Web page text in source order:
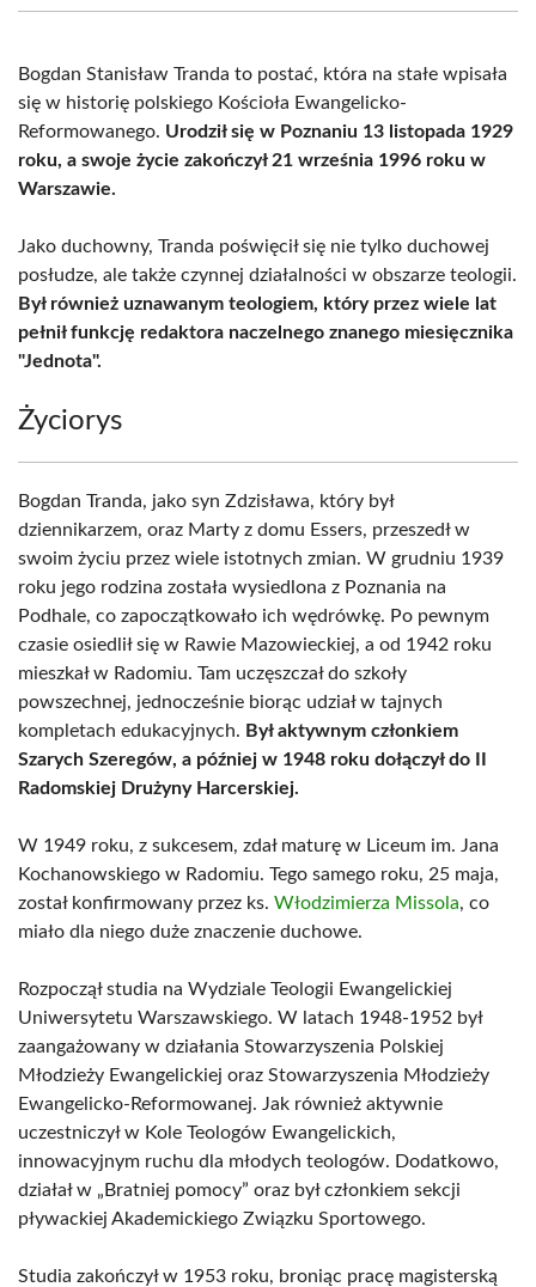
(Twitter)
Bogdan Stanisław Tranda to postać, która na stałe wpisała
się w historię polskiego Kościoła Ewangelicko-
Reformowanego. Urodził się w Poznaniu 13 listopada 1929
roku, a swoje życie zakończył 21 września 1996 roku w
Warszawie.
Jako duchowny, Tranda poświęcił się nie tylko duchowej
posłudze, ale także czynnej działalności w obszarze teologii.
Był również uznawanym teologiem, który przez wiele lat
pełnił funkcję redaktora naczelnego znanego miesięcznika
"Jednota".
Życiorys
Bogdan Tranda, jako syn Zdzisława, który był
dziennikarzem, oraz Marty z domu Essers, przeszedł w
swoim życiu przez wiele istotnych zmian. W grudniu 1939
roku jego rodzina została wysiedlona z Poznania na
Podhale, co zapoczątkowało ich wędrówkę. Po pewnym
czasie osiedlił się w Rawie Mazowieckiej, a od 1942 roku
mieszkał w Radomiu. Tam uczęszczał do szkoły
powszechnej, jednocześnie biorąc udział w tajnych
kompletach edukacyjnych. Był aktywnym członkiem
Szarych Szeregów, a później w 1948 roku dołączył do II
Radomskiej Drużyny Harcerskiej.
W 1949 roku, z sukcesem, zdał maturę w Liceum im. Jana
Kochanowskiego w Radomiu. Tego samego roku, 25 maja,
został konfirmowany przez ks. Włodzimierza Missola, co
miało dla niego duże znaczenie duchowe.
Rozpoczął studia na Wydziale Teologii Ewangelickiej
Uniwersytetu Warszawskiego. W latach 1948-1952 był
zaangażowany w działania Stowarzyszenia Polskiej
Młodzieży Ewangelickiej oraz Stowarzyszenia Młodzieży
Ewangelicko-Reformowanej. Jak również aktywnie
uczestniczył w Kole Teologów Ewangelickich,
innowacyjnym ruchu dla młodych teologów. Dodatkowo,
działał w „Bratniej pomocy” oraz był członkiem sekcji
pływackiej Akademickiego Związku Sportowego.
Studia zakończył w 1953 roku, broniąc pracę magisterską